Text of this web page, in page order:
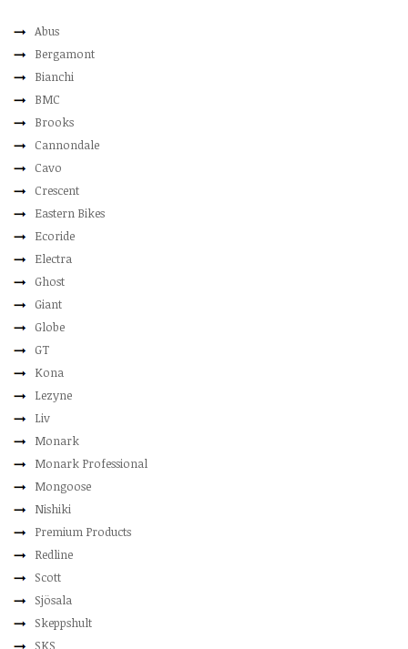
Abus
Bergamont
Bianchi
BMC
Brooks
Cannondale
Cavo
Crescent
Eastern Bikes
Ecoride
Electra
Ghost
Giant
Globe
GT
Kona
Lezyne
Liv
Monark
Monark Professional
Mongoose
Nishiki
Premium Products
Redline
Scott
Sjösala
Skeppshult
SKS